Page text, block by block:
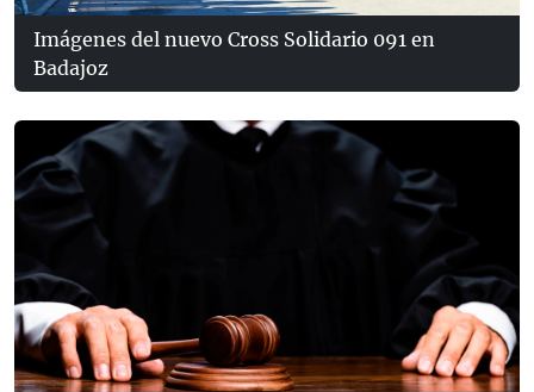
Imágenes del nuevo Cross Solidario 091 en
Badajoz